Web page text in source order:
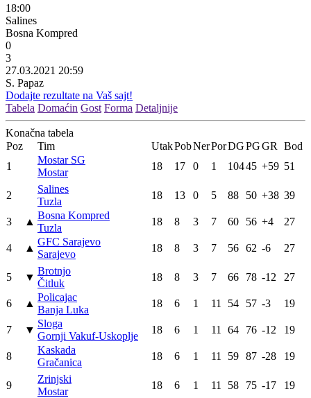
18:00
Salines
Bosna Kompred
0
3
27.03.2021 20:59
S. Papaz
Dodajte rezultate na Vaš sajt!
Tabela Domaćin Gost Forma Detaljnije
Konačna tabela
Poz
Tim UtakPobNerPorDGPGGR
Bod
1
Mostar SG
Mostar
18 17 0 1 10445 +59 51
2
Salines
Tuzla
18 13 0 5 88 50 +38 39
3 ▲
Bosna Kompred
Tuzla
18 8 3 7 60 56 +4 27
4 ▲
GFC Sarajevo
Sarajevo
18 8 3 7 56 62 -6 27
5 ▼
Brotnjo
Čitluk
18 8 3 7 66 78 -12 27
6 ▲
Policajac
Banja Luka
18 6 1 11 54 57 -3 19
7 ▼
Sloga
Gornji Vakuf-Uskoplje
18 6 1 11 64 76 -12 19
8
Kaskada
Gračanica
18 6 1 11 59 87 -28 19
9
Zrinjski
Mostar
18 6 1 11 58 75 -17 19